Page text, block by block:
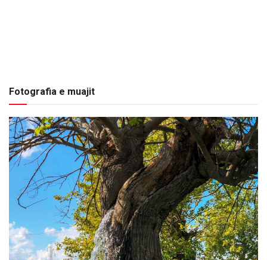
Fotografia e muajit